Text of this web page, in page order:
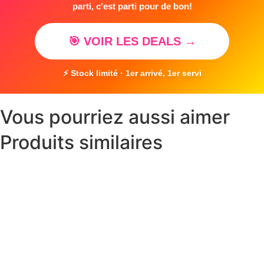
parti, c'est parti pour de bon!
🎯 VOIR LES DEALS →
⚡ Stock limité · 1er arrivé, 1er servi
Vous pourriez aussi aimer
Produits similaires